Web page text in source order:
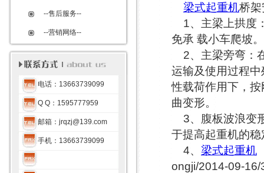
--售后服务--
--营销网络--
电话：13663739099
Q Q：1595777959
邮箱： jrqzj@139.com
手机：13663739099
梁式起重机桥
1、主梁上拱度
免承 载小车爬坡。
2、主梁旁弯：
运输及使用过程
性载荷作用下，
曲变形。
3、腹板波浪变
于提高起重机的
4、 梁式起重机
ongji/2014-09-16/